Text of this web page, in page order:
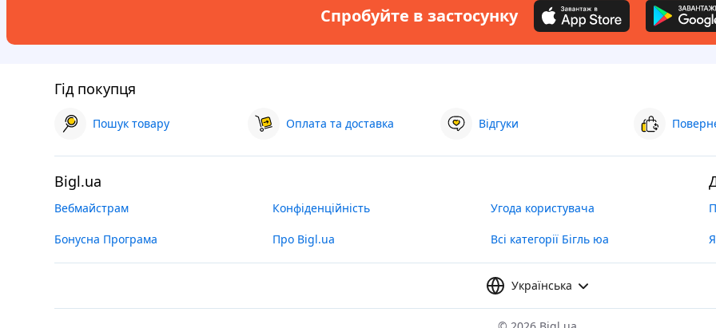
Спробуйте в застосунку
Гід покупця
Пошук товару Оплата та доставка Відгуки
Bigl.ua
Вебмайстрам Конфіденційність Угода користувача
Бонусна Програма Про Bigl.ua Всі категорії Бігль юа
Українська